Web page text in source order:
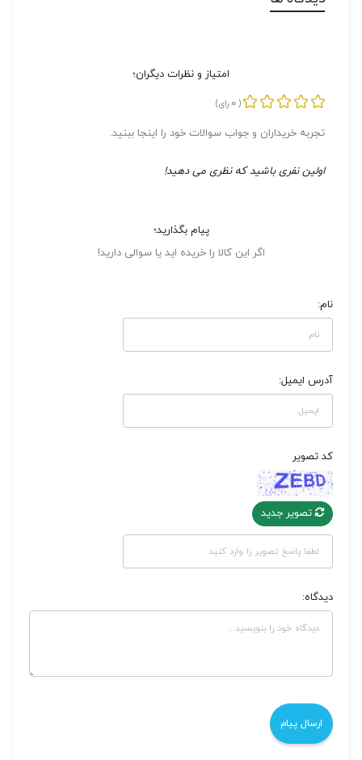
امتیاز و نظرات دیگران؛
(
0 رای)
تجربه خریداران و جواب سوالات خود را اینجا ببنید.
اولین نفری باشید که نظری می دهید!
پیام بگذارید؛
اگر این کالا را خریده اید یا سوالی دارید!
نام:
آدرس ایمیل:
کد تصویر
تصویر جدید
دیدگاه: